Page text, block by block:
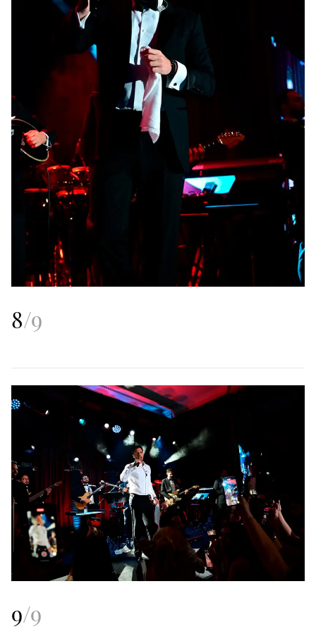
8/9
9/9